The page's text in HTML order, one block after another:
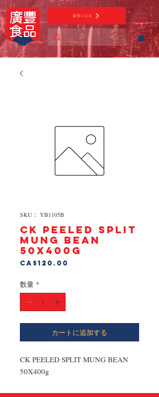
顧客になる
SKU： YB1105B
CK PEELED SPLIT
MUNG BEAN
50X400g
CA$120.00
数量 *
カートに追加する
CK PEELED SPLIT MUNG BEAN
50X400g